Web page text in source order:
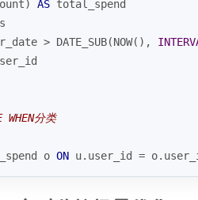
AS total_spend
> DATE_SUB(NOW(),
分类
o ON u.user_id =